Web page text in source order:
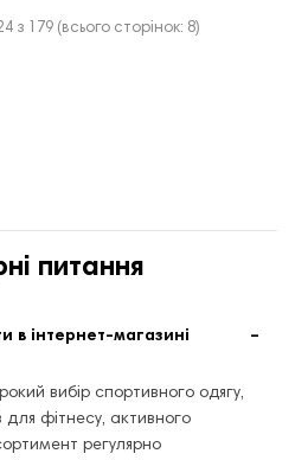
з 179 (всього сторінок: 8)
питання
в інтернет-магазині
вибір спортивного одягу,
для фітнесу, активного
регулярно